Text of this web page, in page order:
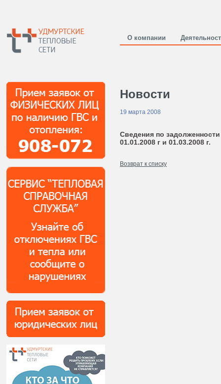
О компании
Новости
19 марта 2008
Сведения по
01.01.2008 г и 01.03.2008 г.
Возврат к списку